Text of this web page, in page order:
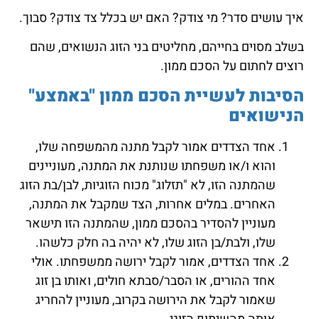
איך עושים סדר? מי צודק? האם יש בכלל צד צודק? סבוך.
בשלב מסוים בחייהם, מחליטים בני הזוג הנשואים, שהם
רוצים לחתום על הסכם ממון.
הסיבות לעשיית הסכם ממון "באמצע"
הנישואים
אחד הצדדים אמור לקבל מתנה מהמשפחה שלו,
והוא ו/או משפחתו שנותנת את המתנה, מעוניינים
שהמתנה הזו, לא "תזלוג" מכוח הזוגיות, לבן/בת הזוג
האחרים. במלים אחרות, הצד שמקבל את המתנה,
מעוניין להסדיר בהסכם ממון, שהמתנה הזו תישאר
שלו, ולבת/בן הזוג שלו, לא יהיה בה חלק כלשהו.
אחד הצדדים, אמור לקבל ירושה ממשפחתו. אולי
אחד ההורים, או הסבר/סבתא חולים, ואותו בן זוג
שאמור לקבל את הירושה בקרוב, מעוניין להחריג